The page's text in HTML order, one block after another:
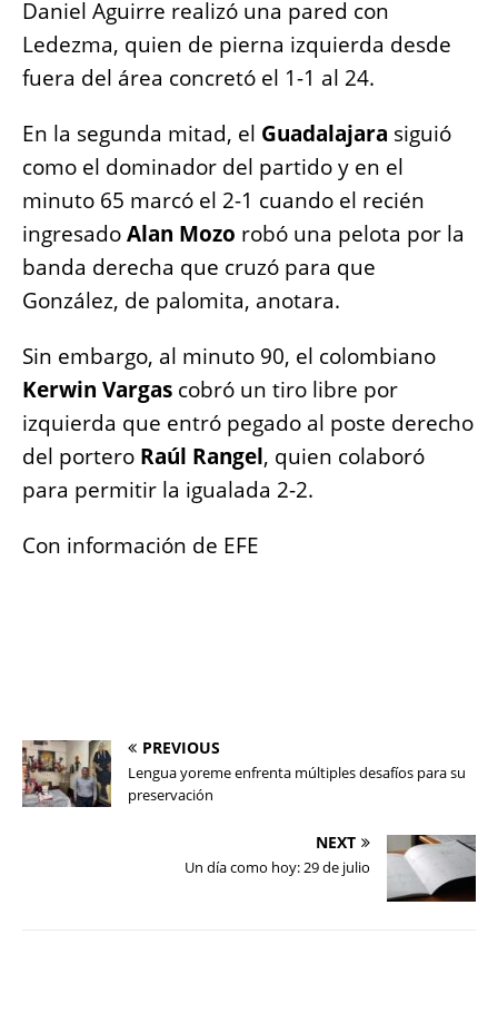
Daniel Aguirre realizó una pared con
Ledezma, quien de pierna izquierda desde
fuera del área concretó el 1-1 al 24.
En la segunda mitad, el Guadalajara siguió
como el dominador del partido y en el
minuto 65 marcó el 2-1 cuando el recién
ingresadoAlan Mozo robó una pelota por la
banda derecha que cruzó para que
González, de palomita, anotara.
Sin embargo, al minuto 90, el colombiano
Kerwin Vargas cobró un tiro libre por
izquierda que entró pegado al poste derecho
del portero Raúl Rangel, quien colaboró
para permitir la igualada 2-2.
Con información de EFE
PREVIOUS
Lengua yoreme enfrenta múltiples desafíos para su
preservación
NEXT
Un día como hoy: 29 de julio